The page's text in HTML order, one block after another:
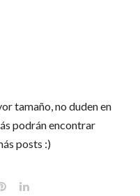
tamaño, no duden en
podrán encontrar
posts :)